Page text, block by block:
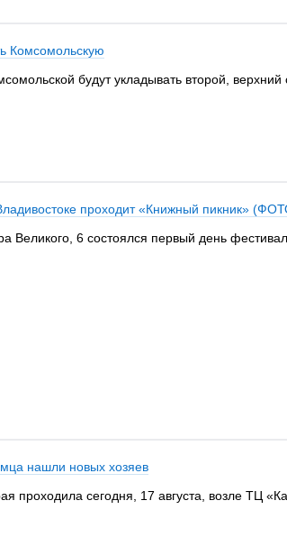
Комсомольскую
будут укладывать второй,
проходит «Книжный пикник»
Великого, 6 состоялся первый день
нашли новых хозяев
проходила сегодня, 17 августа, возле ТЦ